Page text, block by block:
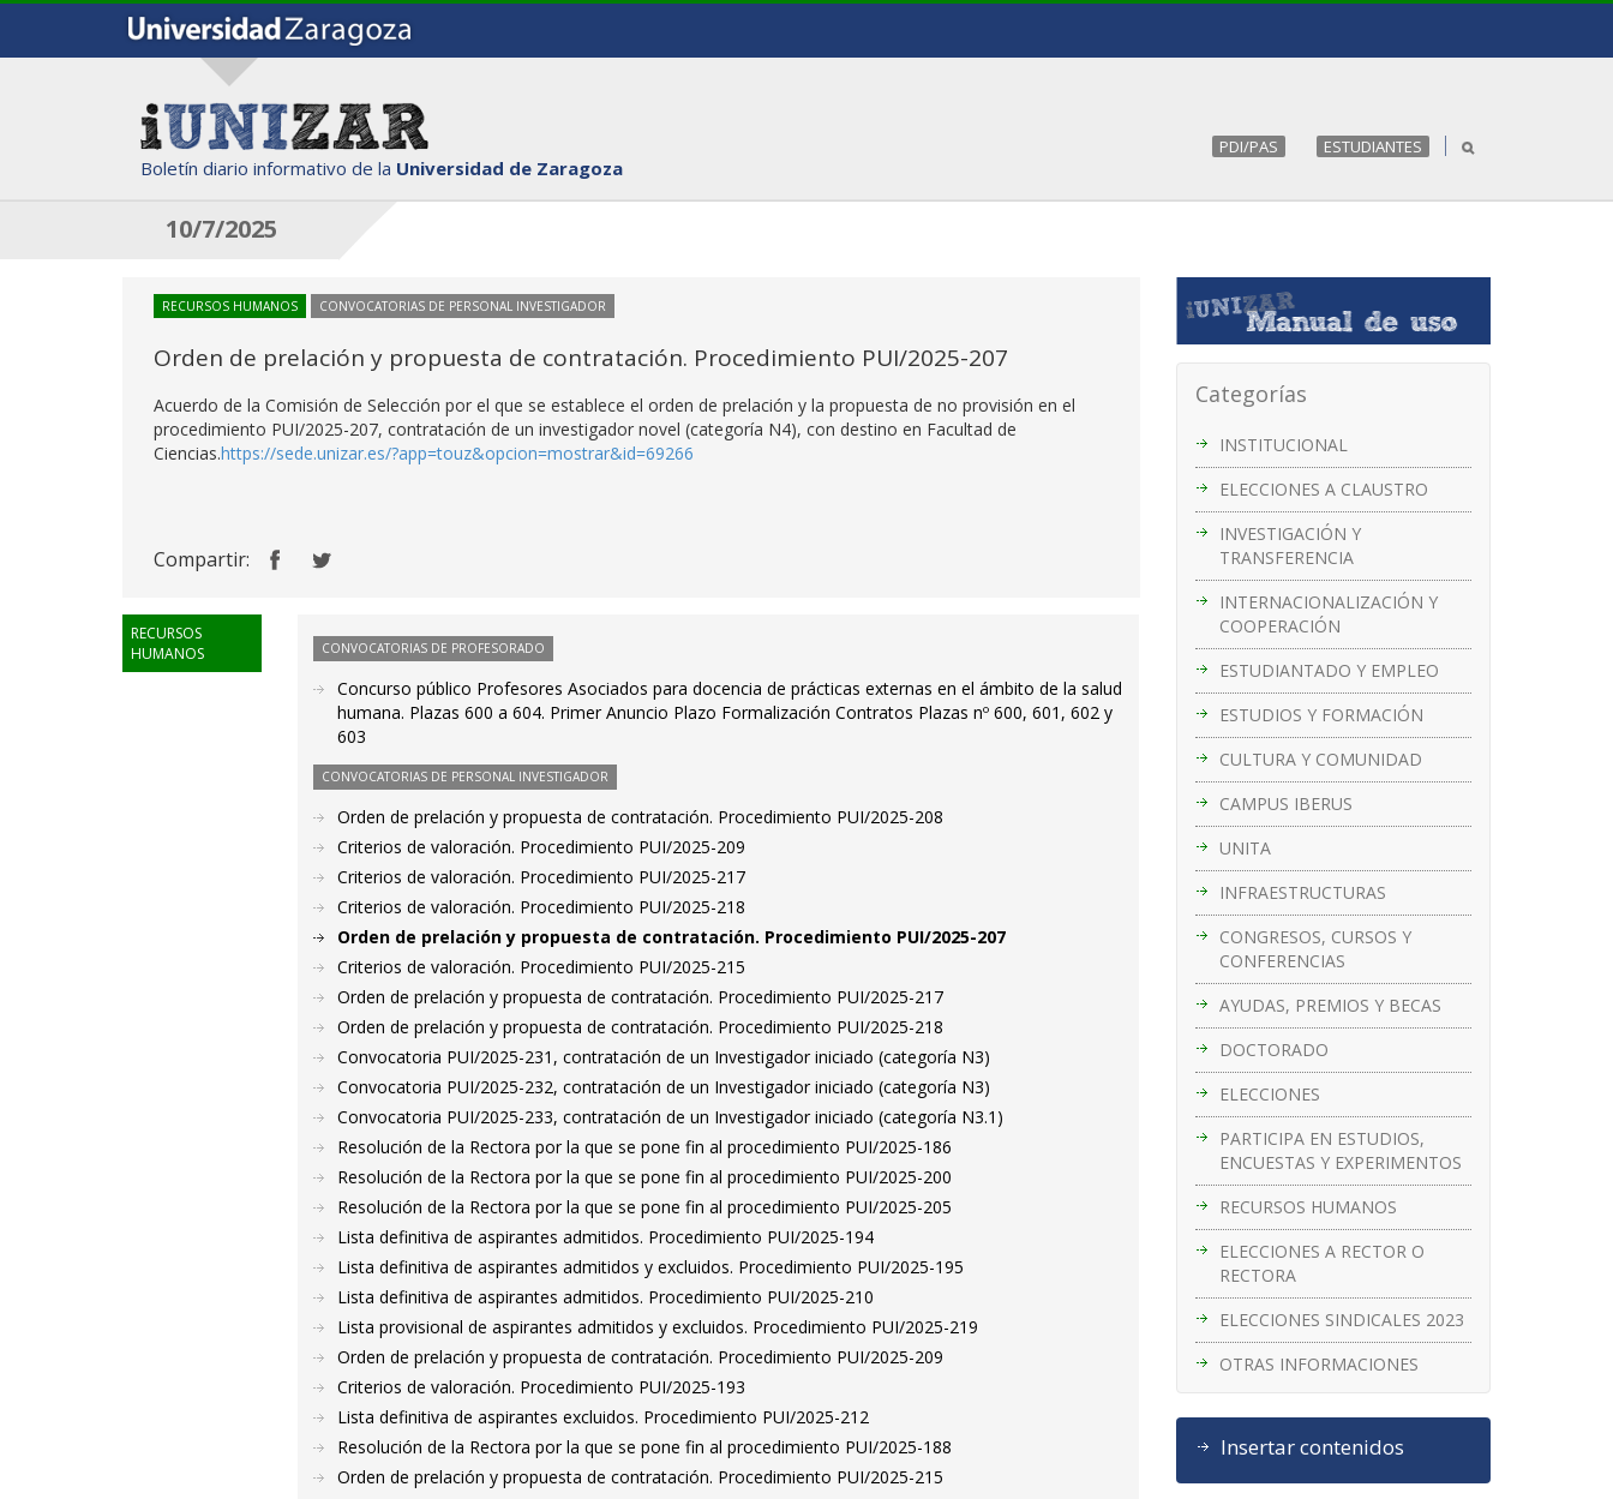
Boletín diario informativo de la Universidad de Zaragoza
PDI/PAS ESTUDIANTES
10/7/2025
Categorías
INSTITUCIONAL
ELECCIONES A CLAUSTRO
INVESTIGACIÓN Y
TRANSFERENCIA
INTERNACIONALIZACIÓN Y
COOPERACIÓN
ESTUDIANTADO Y EMPLEO
ESTUDIOS Y FORMACIÓN
CULTURA Y COMUNIDAD
CAMPUS IBERUS
UNITA
INFRAESTRUCTURAS
CONGRESOS, CURSOS Y
CONFERENCIAS
AYUDAS, PREMIOS Y BECAS
DOCTORADO
ELECCIONES
PARTICIPA EN ESTUDIOS,
ENCUESTAS Y EXPERIMENTOS
RECURSOS HUMANOS
ELECCIONES A RECTOR O
RECTORA
ELECCIONES SINDICALES 2023
OTRAS INFORMACIONES
Insertar contenidos
RECURSOS HUMANOS CONVOCATORIAS DE PERSONAL INVESTIGADOR
Orden de prelación y propuesta de contratación. Procedimiento PUI/2025-207
Acuerdo de la Comisión de Selección por el que se establece el orden de prelación y la propuesta de no provisión en el
procedimiento PUI/2025-207, contratación de un investigador novel (categoría N4), con destino en Facultad de
Ciencias.https://sede.unizar.es/?app=touz&opcion=mostrar&id=69266
Compartir:
RECURSOS
HUMANOS
CONVOCATORIAS DE PROFESORADO
Concurso público Profesores Asociados para docencia de prácticas externas en el ámbito de la salud
humana. Plazas 600 a 604. Primer Anuncio Plazo Formalización Contratos Plazas nº 600, 601, 602 y
603
CONVOCATORIAS DE PERSONAL INVESTIGADOR
Orden de prelación y propuesta de contratación. Procedimiento PUI/2025-208
Criterios de valoración. Procedimiento PUI/2025-209
Criterios de valoración. Procedimiento PUI/2025-217
Criterios de valoración. Procedimiento PUI/2025-218
Orden de prelación y propuesta de contratación. Procedimiento PUI/2025-207
Criterios de valoración. Procedimiento PUI/2025-215
Orden de prelación y propuesta de contratación. Procedimiento PUI/2025-217
Orden de prelación y propuesta de contratación. Procedimiento PUI/2025-218
Convocatoria PUI/2025-231, contratación de un Investigador iniciado (categoría N3)
Convocatoria PUI/2025-232, contratación de un Investigador iniciado (categoría N3)
Convocatoria PUI/2025-233, contratación de un Investigador iniciado (categoría N3.1)
Resolución de la Rectora por la que se pone fin al procedimiento PUI/2025-186
Resolución de la Rectora por la que se pone fin al procedimiento PUI/2025-200
Resolución de la Rectora por la que se pone fin al procedimiento PUI/2025-205
Lista definitiva de aspirantes admitidos. Procedimiento PUI/2025-194
Lista definitiva de aspirantes admitidos y excluidos. Procedimiento PUI/2025-195
Lista definitiva de aspirantes admitidos. Procedimiento PUI/2025-210
Lista provisional de aspirantes admitidos y excluidos. Procedimiento PUI/2025-219
Orden de prelación y propuesta de contratación. Procedimiento PUI/2025-209
Criterios de valoración. Procedimiento PUI/2025-193
Lista definitiva de aspirantes excluidos. Procedimiento PUI/2025-212
Resolución de la Rectora por la que se pone fin al procedimiento PUI/2025-188
Orden de prelación y propuesta de contratación. Procedimiento PUI/2025-215